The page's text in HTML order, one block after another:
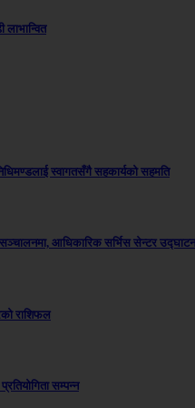
लाभान्वित
स्वागतसँगै सहकार्यको सहमति
सञ्चालनमा, आधिकारिक सर्भिस सेन्टर उद्घाटन
राशिफल
सम्पन्न